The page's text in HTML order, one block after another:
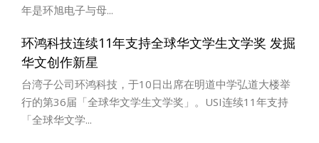
年是环旭电子与母...
环鸿科技连续11年支持全球华文学生文学奖 发掘
华文创作新星
台湾子公司环鸿科技，于10日出席在明道中学弘道大楼举
行的第36届「全球华文学生文学奖」。USI连续11年支持
「全球华文学...